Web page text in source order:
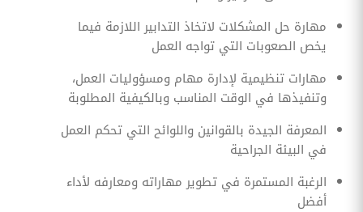
مهارة حل المشكلات لاتخاذ التدابير اللازمة فيما
يخص الصعوبات التي تواجه العمل
مهارات تنظيمية لإدارة مهام ومسؤوليات العمل،
وتنفيذها في الوقت المناسب وبالكيفية المطلوبة
المعرفة الجيدة بالقوانين واللوائح التي تحكم العمل
في البيئة الجراحية
الرغبة المستمرة في تطوير مهاراته ومعارفه لأداء
أفضل